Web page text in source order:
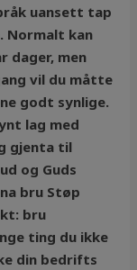
uansett tap
Normalt kan
dager, men
vil du måtte
godt synlige.
lag med
gjenta til
og Guds
bru Støp
bru
ting du ikke
din bedrifts